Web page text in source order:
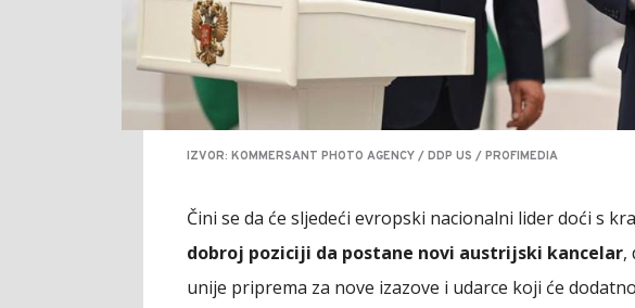
IZVOR: KOMMERSANT PHOTO AGENCY / DDP US / PROFIMEDIA
Čini se da će sljedeći evropski nacionalni lider doći s
dobroj poziciji da postane novi austrijski kancelar,
unije priprema za nove izazove i udarce koji će